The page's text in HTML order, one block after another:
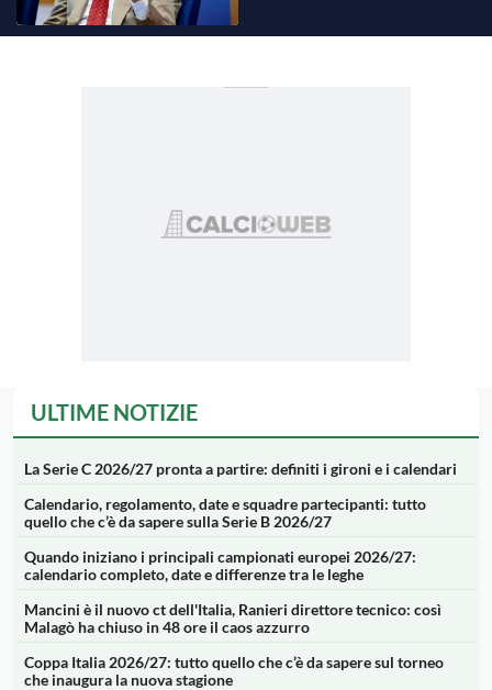
ULTIME NOTIZIE
La Serie C 2026/27 pronta a partire: definiti i gironi e i calendari
Calendario, regolamento, date e squadre partecipanti: tutto
quello che c’è da sapere sulla Serie B 2026/27
Quando iniziano i principali campionati europei 2026/27:
calendario completo, date e differenze tra le leghe
Mancini è il nuovo ct dell'Italia, Ranieri direttore tecnico: così
Malagò ha chiuso in 48 ore il caos azzurro
Coppa Italia 2026/27: tutto quello che c’è da sapere sul torneo
che inaugura la nuova stagione